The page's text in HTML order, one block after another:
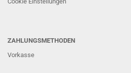
ZAHLUNGSMETHODEN
Vorkasse